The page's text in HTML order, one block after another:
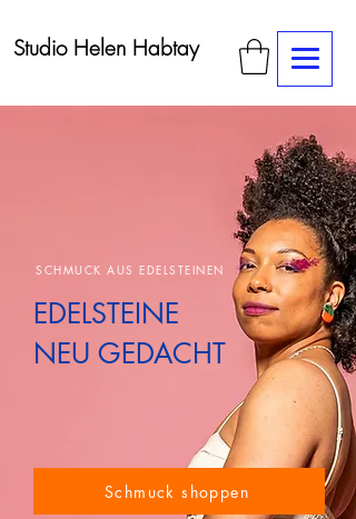
Studio Helen Habtay
SCHMUCK AUS EDELSTEINEN
EDELSTEINE
NEU GEDACHT
Schmuck shoppen